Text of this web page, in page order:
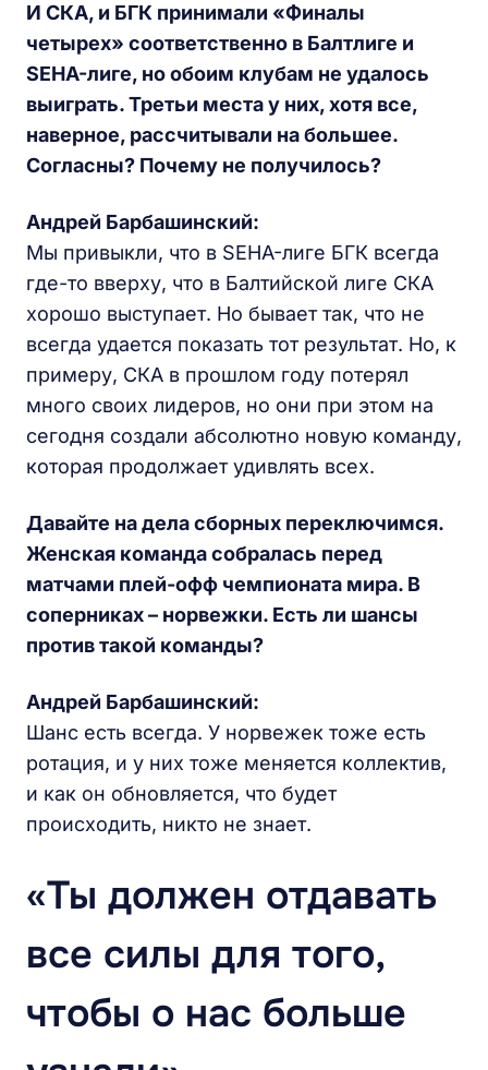
И СКА, и БГК принимали «Финалы
четырех» соответственно в Балтлиге и
SEHA-лиге, но обоим клубам не удалось
выиграть. Третьи места у них, хотя все,
наверное, рассчитывали на большее.
Согласны? Почему не получилось?
Андрей Барбашинский:
Мы привыкли, что в SEHA-лиге БГК всегда
где-то вверху, что в Балтийской лиге СКА
хорошо выступает. Но бывает так, что не
всегда удается показать тот результат. Но, к
примеру, СКА в прошлом году потерял
много своих лидеров, но они при этом на
сегодня создали абсолютно новую команду,
которая продолжает удивлять всех.
Давайте на дела сборных переключимся.
Женская команда собралась перед
матчами плей-офф чемпионата мира. В
соперниках – норвежки. Есть ли шансы
против такой команды?
Андрей Барбашинский:
Шанс есть всегда. У норвежек тоже есть
ротация, и у них тоже меняется коллектив,
и как он обновляется, что будет
происходить, никто не знает.
«Ты должен отдавать
все силы для того,
чтобы о нас больше